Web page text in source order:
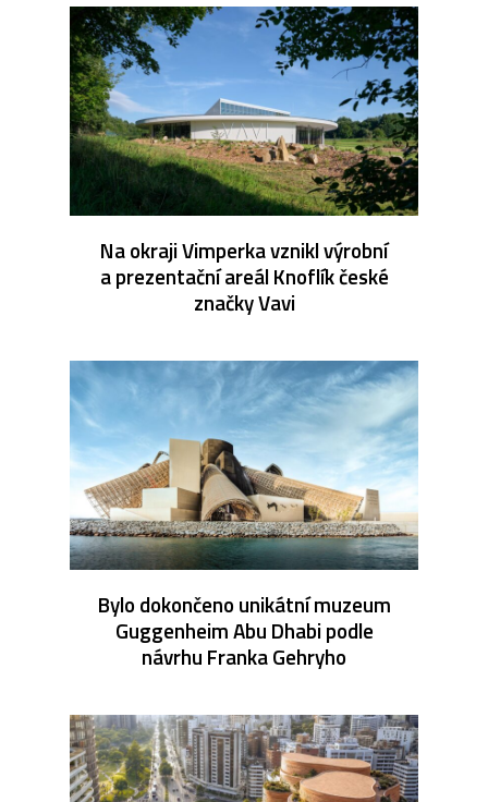
Na okraji Vimperka vznikl výrobní
a prezentační areál Knoflík české
značky Vavi
Bylo dokončeno unikátní muzeum
Guggenheim Abu Dhabi podle
návrhu Franka Gehryho